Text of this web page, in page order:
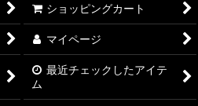
ーパック 神の島の冒険【OP-
ラブースター EGGHEAD
ショッピングカート
マイページ
最近チェックしたアイテ
ム